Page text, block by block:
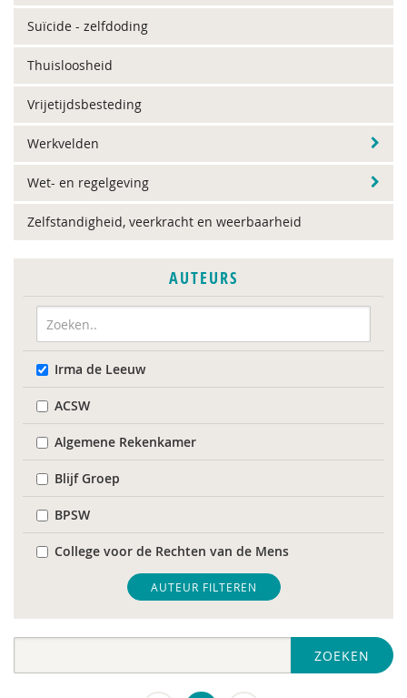
Suïcide - zelfdoding
Thuisloosheid
Vrijetijdsbesteding
Werkvelden
Wet- en regelgeving
Zelfstandigheid, veerkracht en weerbaarheid
AUTEURS
Irma de Leeuw
ACSW
Algemene Rekenkamer
Blijf Groep
BPSW
College voor de Rechten van de Mens
De Raad voor Volksgezondheid & Samenleving
diverse
AUTEUR FILTEREN
ZOEKEN